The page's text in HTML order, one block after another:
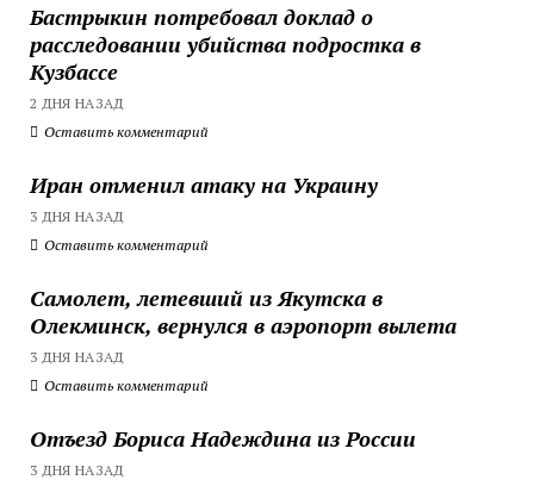
Бастрыкин потребовал доклад о
расследовании убийства подростка в
Кузбассе
2 ДНЯ НАЗАД
Оставить комментарий
Иран отменил атаку на Украину
3 ДНЯ НАЗАД
Оставить комментарий
Самолет, летевший из Якутска в
Олекминск, вернулся в аэропорт вылета
3 ДНЯ НАЗАД
Оставить комментарий
Отъезд Бориса Надеждина из России
3 ДНЯ НАЗАД